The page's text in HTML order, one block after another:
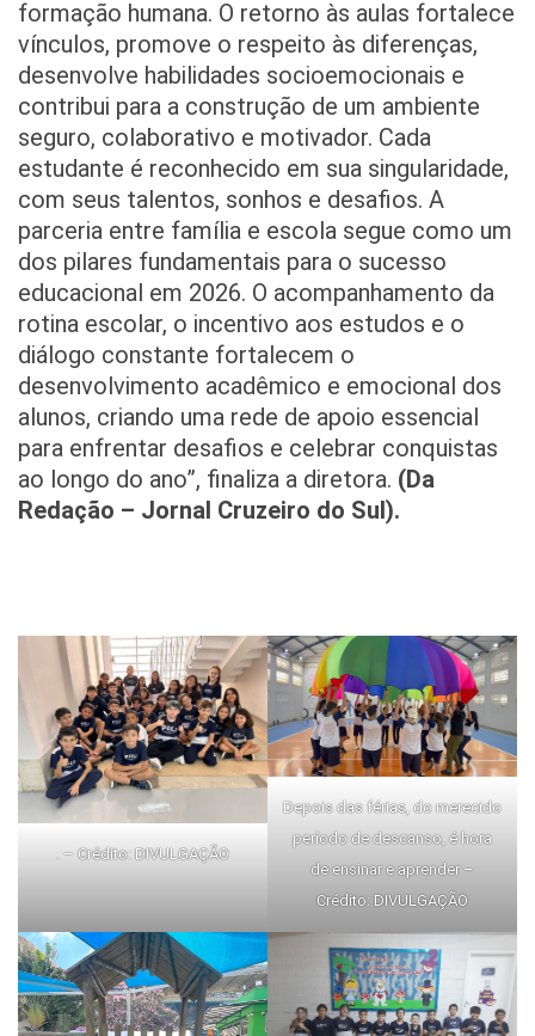
formação humana. O retorno às aulas fortalece
vínculos, promove o respeito às diferenças,
desenvolve habilidades socioemocionais e
contribui para a construção de um ambiente
seguro, colaborativo e motivador. Cada
estudante é reconhecido em sua singularidade,
com seus talentos, sonhos e desafios. A
parceria entre família e escola segue como um
dos pilares fundamentais para o sucesso
educacional em 2026. O acompanhamento da
rotina escolar, o incentivo aos estudos e o
diálogo constante fortalecem o
desenvolvimento acadêmico e emocional dos
alunos, criando uma rede de apoio essencial
para enfrentar desafios e celebrar conquistas
ao longo do ano”, finaliza a diretora. (Da
Redação – Jornal Cruzeiro do Sul).
. – Crédito: DIVULGAÇÃO
Depois das férias, do merecido
período de descanso, é hora
de ensinar e aprender –
Crédito: DIVULGAÇÃO